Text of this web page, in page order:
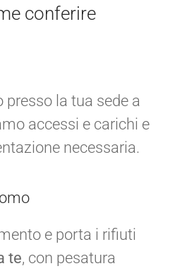
conferire
la tua sede a
accessi e carichi e
necessaria.
e porta i rifiuti
te, con pesatura